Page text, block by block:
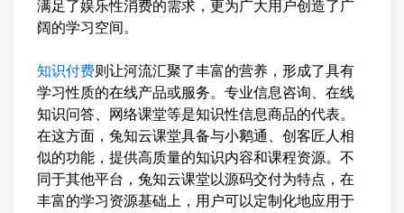
满足了娱乐性消费的需求，更为广大用户创造了广
阔的学习空间。
知识付费则让河流汇聚了丰富的营养，形成了具有
学习性质的在线产品或服务。专业信息咨询、在线
知识问答、网络课堂等是知识性信息商品的代表。
在这方面，兔知云课堂具备与小鹅通、创客匠人相
似的功能，提供高质量的知识内容和课程资源。不
同于其他平台，兔知云课堂以源码交付为特点，在
丰富的学习资源基础上，用户可以定制化地应用于